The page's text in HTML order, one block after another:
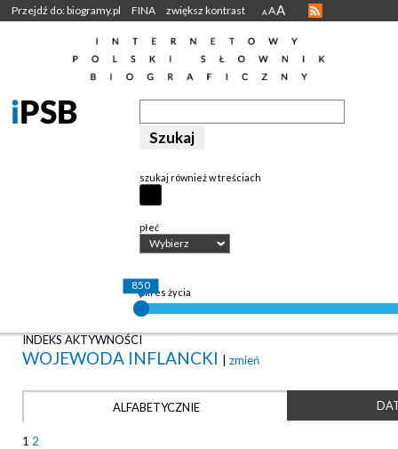
Przejdź do: biogramy.pl FINA zwiększ kontrast A AA
szukaj również w treściach
płeć
Wybierz
okres życia
850
INDEKS AKTYWNOŚCI
WOJEWODA INFLANCKI | zmień
ALFABETYCZNIE
1 2